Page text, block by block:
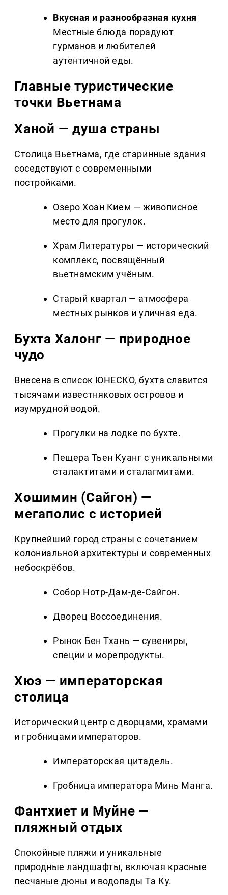
Вкусная и разнообразная кухня
Местные блюда порадуют
гурманов и любителей
аутентичной еды.
Главные туристические
точки Вьетнама
Ханой — душа страны
Столица Вьетнама, где старинные здания
соседствуют с современными
постройками.
Озеро Хоан Кием — живописное
место для прогулок.
Храм Литературы — исторический
комплекс, посвящённый
вьетнамским учёным.
Старый квартал — атмосфера
местных рынков и уличная еда.
Бухта Халонг — природное
чудо
Внесена в список ЮНЕСКО, бухта славится
тысячами известняковых островов и
изумрудной водой.
Прогулки на лодке по бухте.
Пещера Тьен Куанг с уникальными
сталактитами и сталагмитами.
Хошимин (Сайгон) —
мегаполис с историей
Крупнейший город страны с сочетанием
колониальной архитектуры и современных
небоскрёбов.
Собор Нотр-Дам-де-Сайгон.
Дворец Воссоединения.
Рынок Бен Тхань — сувениры,
специи и морепродукты.
Хюэ — императорская
столица
Исторический центр с дворцами, храмами
и гробницами императоров.
Императорская цитадель.
Гробница императора Минь Манга.
Фантхиет и Муйне —
пляжный отдых
Спокойные пляжи и уникальные
природные ландшафты, включая красные
песчаные дюны и водопады Та Ку.